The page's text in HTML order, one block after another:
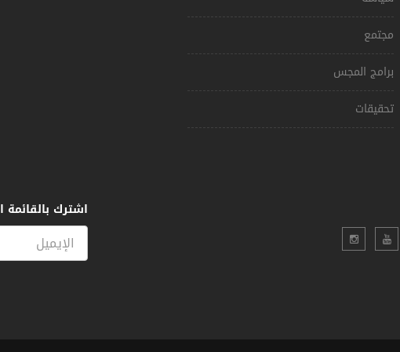
مجتمع
برامج المجس
تحقيقات
اشترك بالقائمة